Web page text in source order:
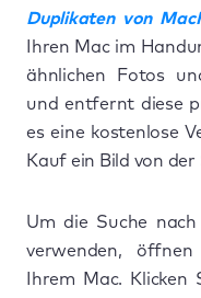
Duplikaten von
Ihren Mac im
ähnlichen Fotos
und entfernt diese
es eine kostenlose
Kauf ein Bild von
Um die Suche
verwenden,
Ihrem Mac.